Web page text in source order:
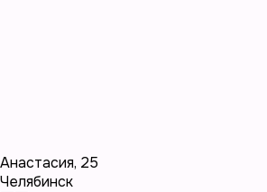
Анастасия, 25
Челябинск